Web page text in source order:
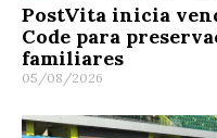
PostVita inicia
Code para
familiares
05/08/2026